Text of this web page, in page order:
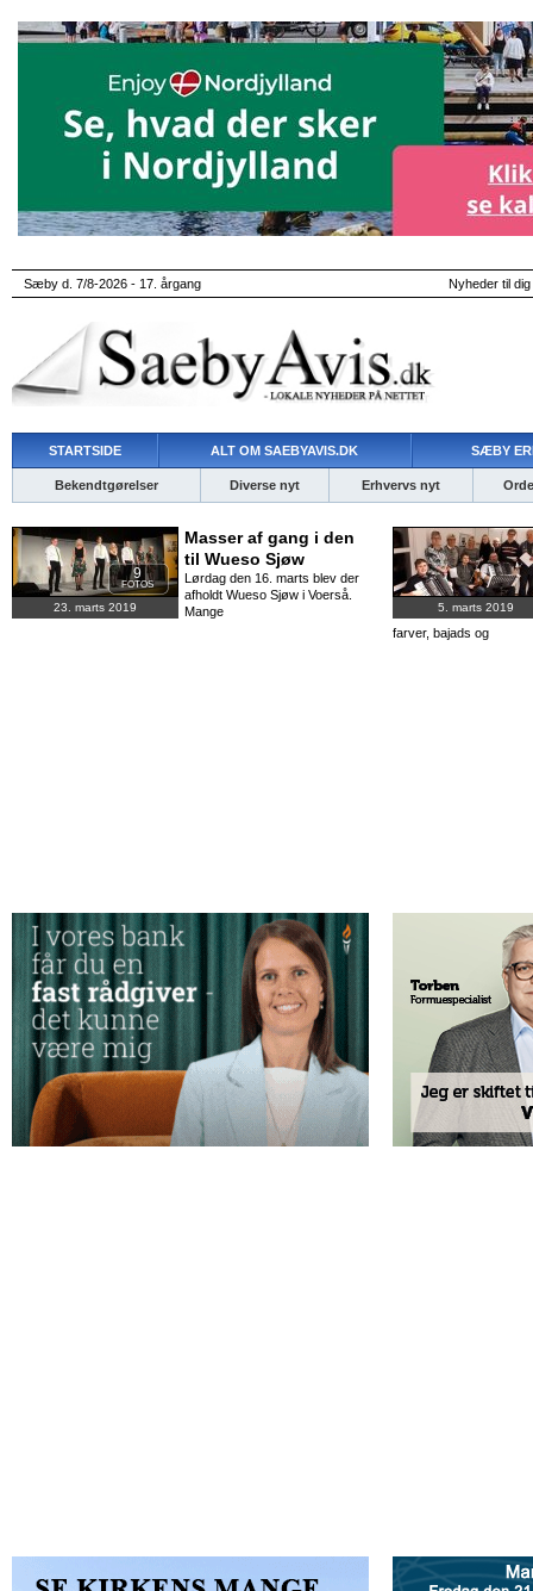
Sæby d. 7/8-2026 - 17. årgang Nyheder til
STARTSIDE ALT OM SAEBYAVIS.DK SÆBY
Bekendtgørelser Diverse nyt Erhvervs nyt
23. marts 2019
9
FOTOS
Masser af gang i den
til Wueso Sjøw
Lørdag den 16. marts blev der
afholdt Wueso Sjøw i Voerså.
Mange
5. marts 2019
farver, bajads og